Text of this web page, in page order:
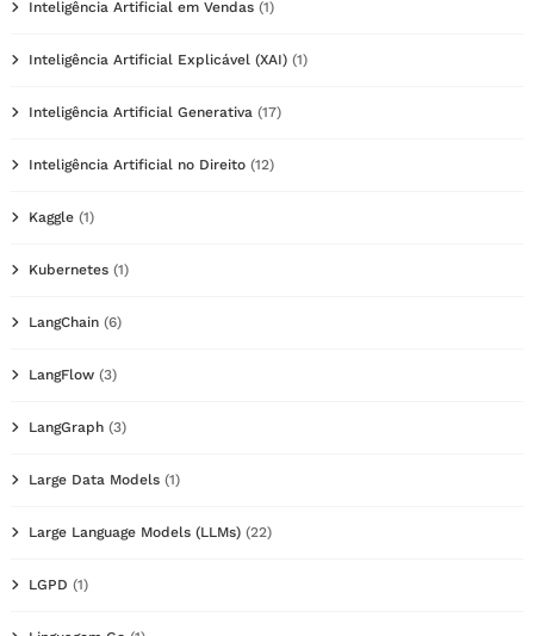
Inteligência Artificial em Vendas (1)
Inteligência Artificial Explicável (XAI) (1)
Inteligência Artificial Generativa (17)
Inteligência Artificial no Direito (12)
Kaggle (1)
Kubernetes (1)
LangChain (6)
LangFlow (3)
LangGraph (3)
Large Data Models (1)
Large Language Models (LLMs) (22)
LGPD (1)